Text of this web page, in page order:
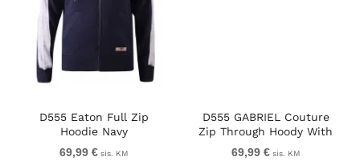
D555 Eaton Full Zip
Hoodie Navy
69,99 € sis. KM
D555 GABRIEL Couture
Zip Through Hoody With
Reversible Zips Navy
69,99 €sis. KM